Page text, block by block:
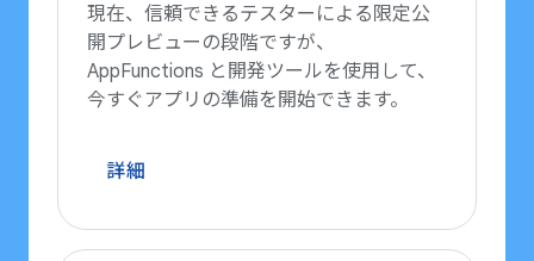
現在、信頼できるテスターによる限定公
開プレビューの段階ですが、
AppFunctions と開発ツールを使用して、
今すぐアプリの準備を開始できます。
詳細